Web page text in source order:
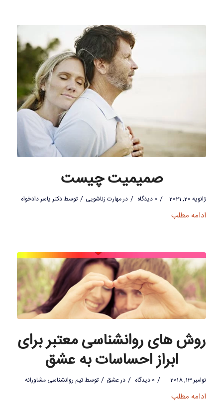
صمیمیت چیست
ژانویه 20, 2021 / 0 دیدگاه / درمهارت زناشویی / توسطدکتر یاسر دادخواه
ادامه مطلب
روش های روانشناسی معتبر برای
ابراز احساسات به عشق
نوامبر 13, 2018 / 0 دیدگاه / درعشق / توسطتیم روانشناسی مشاورانه
ادامه مطلب